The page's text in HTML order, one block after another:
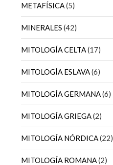
METAFÍSICA(5)
MINERALES (42)
MITOLOGÍA CELTA(17)
MITOLOGÍA ESLAVA(6)
MITOLOGÍA GERMANA(6)
MITOLOGÍA GRIEGA(2)
MITOLOGÍA NÓRDICA(22)
MITOLOGÍA ROMANA(2)